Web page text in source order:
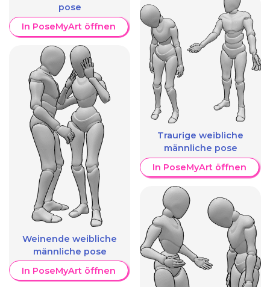
pose
In PoseMyArt öffnen
Weinende weibliche
männliche pose
In PoseMyArt öffnen
Traurige weibliche
männliche pose
In PoseMyArt öffnen